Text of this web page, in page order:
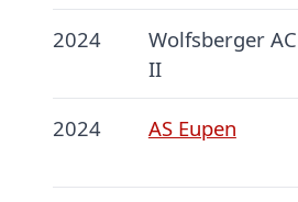
2024
Wolfsberger AC
II
2024 AS Eupen